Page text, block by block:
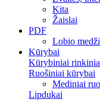
Kita
Žaislai
PDF
Lobio
Kūrybai
Kūrybiniai
Ruošiniai kūrybai
Mediniai
Lipdukai